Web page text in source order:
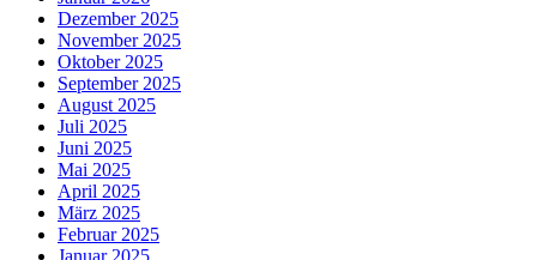
Dezember 2025
November 2025
Oktober 2025
September 2025
August 2025
Juli 2025
Juni 2025
Mai 2025
April 2025
März 2025
Februar 2025